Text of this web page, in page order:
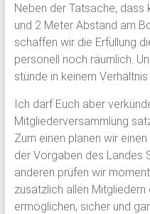
Lehrkräfte
und
Mitarbeiter
des
Gymnasium
Plön
sowie
des
früheren
Internats.
Neben der Tatsache, dass
und 2 Meter Abstand am
schaffen wir die Erfüllung
personell noch räumlich.
stünde in keinem
Ich darf Euch aber
Mitgliederversammlung
Zum einen planen wir
der Vorgaben des Landes
anderen prüfen wir
zusätzlich allen Mitgliedern
ermöglichen, sicher und